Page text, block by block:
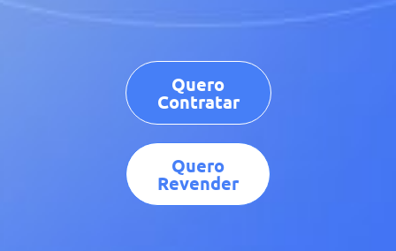
Quero
Contratar
Quero
Revender